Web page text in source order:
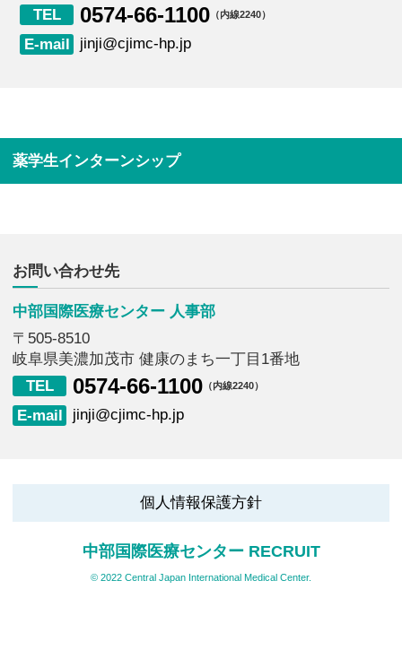
0574-66-1100 （内線2240）
jinji@cjimc-hp.jp
薬学生インターンシップ
中部国際医療センター 人事部
〒505-8510
岐阜県美濃加茂市 健康のまち一丁目1番地
0574-66-1100 （内線2240）
jinji@cjimc-hp.jp
個人情報保護方針
中部国際医療センター RECRUIT
© 2022 Central Japan International Medical Center.